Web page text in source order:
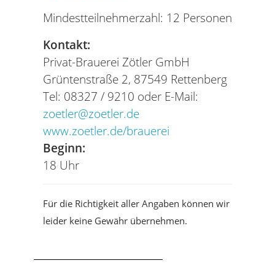
Mindestteilnehmerzahl: 12 Personen
Kontakt:
Privat-Brauerei Zötler GmbH
Grüntenstraße 2, 87549 Rettenberg
Tel: 08327 / 9210 oder E-Mail:
zoetler@zoetler.de
www.zoetler.de/brauerei
Beginn:
18 Uhr
Für die Richtigkeit aller Angaben können wir
leider keine Gewähr übernehmen.